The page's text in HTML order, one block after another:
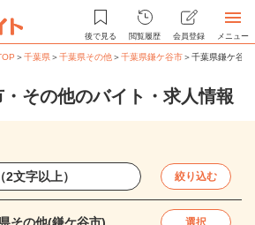
後で見る 閲覧履歴 会員登録 メニュー
＞千葉県＞千葉県その他＞千葉県鎌ケ谷市＞千葉県鎌ケ谷
その他のバイト・求人情報
絞り込む
選択